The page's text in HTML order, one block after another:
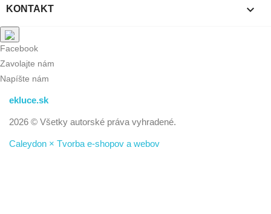
KONTAKT 
Facebook
Zavolajte nám
Napíšte nám
ekluce.sk
2026 © Všetky autorské práva vyhradené.
Caleydon × Tvorba e-shopov a webov